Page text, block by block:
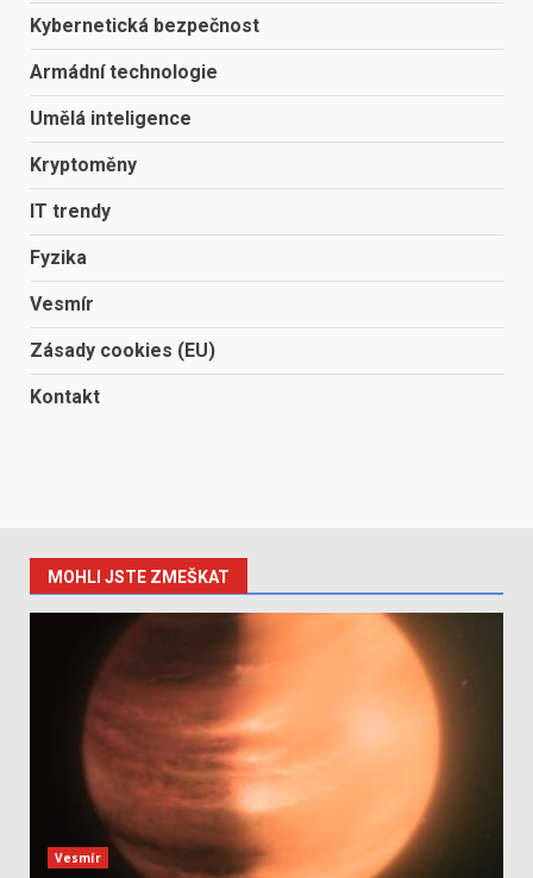
Kybernetická bezpečnost
Armádní technologie
Umělá inteligence
Kryptoměny
IT trendy
Fyzika
Vesmír
Zásady cookies (EU)
Kontakt
MOHLI JSTE ZMEŠKAT
Vesmír